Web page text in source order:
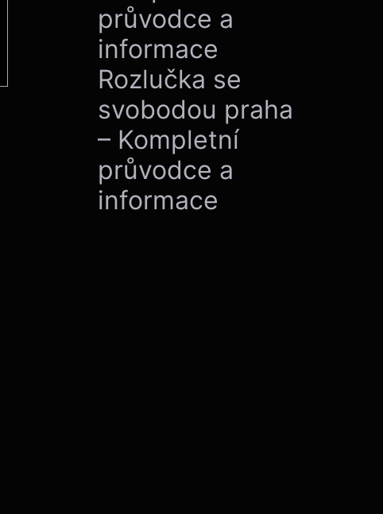
průvodce a
informace
Rozlučka se
svobodou praha
– Kompletní
průvodce a
informace